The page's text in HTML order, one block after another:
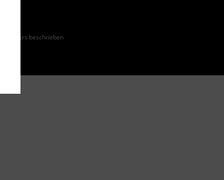
anders beschrieben